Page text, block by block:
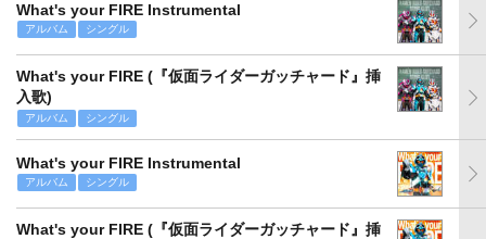
What's your FIRE Instrumental
アルバム シングル
What's your FIRE (『仮面ライダーガッチャード』挿
入歌)
アルバム シングル
What's your FIRE Instrumental
アルバム シングル
What's your FIRE (『仮面ライダーガッチャード』挿